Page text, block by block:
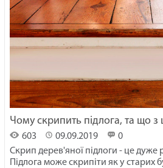
Чому скрипить підлога, та що
603 09.09.2019
0
Скрип дерев'яної підлоги - це
Підлога може скрипіти як у старих